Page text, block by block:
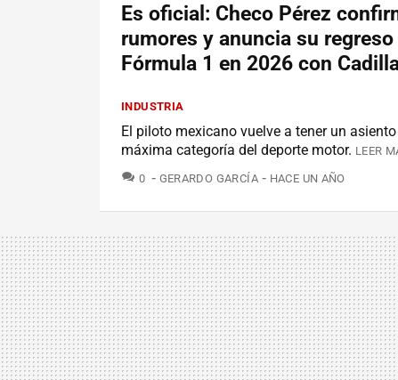
Es oficial: Checo Pérez
rumores y anuncia su regreso
Fórmula 1 en 2026 con
INDUSTRIA
El piloto mexicano vuelve a tener un
máxima categoría del deporte motor. LEER
0 COMENTARIOS
GERARDO GARCÍA HACE UN AÑO